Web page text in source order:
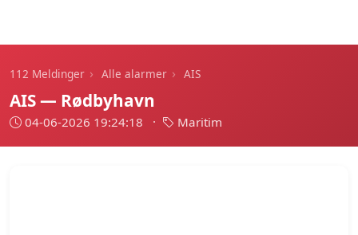
112 Meldinger › Alle alarmer › AIS
AIS — Rødbyhavn
04-06-2026 19:24:18 · Maritim